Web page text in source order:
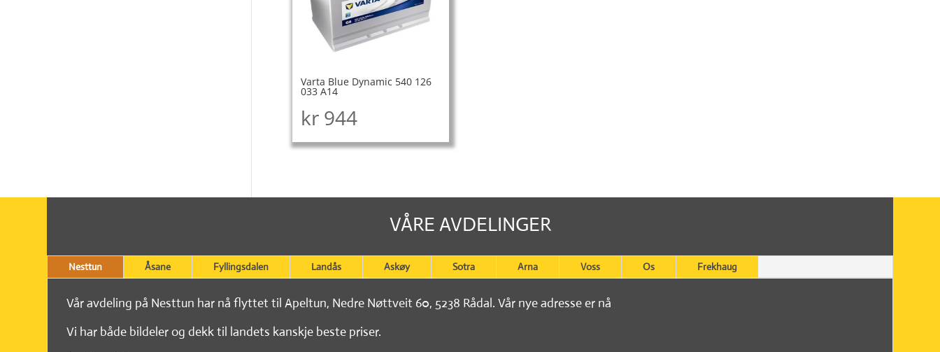
Varta Blue Dynamic 540 126
033 A14
kr944
VÅRE AVDELINGER
Nesttun Åsane Fyllingsdalen Landås Askøy Sotra Arna Voss Os Frekhaug
Vår avdeling på Nesttun har nå flyttet til Apeltun, Nedre Nøttveit 60, 5238 Rådal. Vår nye adresse er nå
Vi har både bildeler og dekk til landets kanskje beste priser.